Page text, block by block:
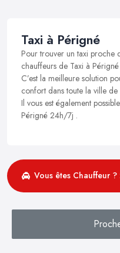
Taxi à Périgné
Pour trouver un taxi proche
chauffeurs de Taxi à
C’est la meilleure solution
confort dans toute la ville de
Il vous est également
Périgné 24h/7j .
Vous êtes Chauffeur